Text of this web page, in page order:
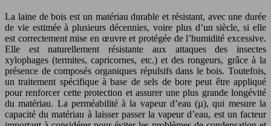
La laine de bois est un matériau durable et résistant, avec une durée
de vie estimée à plusieurs décennies, voire plus d’un siècle, si elle
est correctement mise en œuvre et protégée de l’humidité excessive.
Elle est naturellement résistante aux attaques des insectes
xylophages (termites, capricornes, etc.) et des rongeurs, grâce à la
présence de composés organiques répulsifs dans le bois. Toutefois,
un traitement spécifique à base de sels de bore peut être appliqué
pour renforcer cette protection et assurer une plus grande longévité
du matériau. La perméabilité à la vapeur d’eau (µ), qui mesure la
capacité du matériau à laisser passer la vapeur d’eau, est un facteur